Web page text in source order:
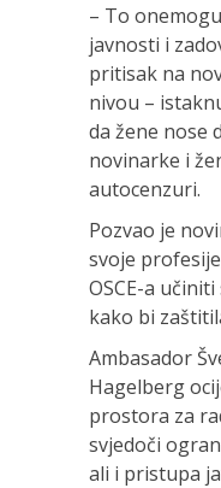
– To
javnosti i
pritisak na
nivou –
da žene nose
novinarke i
autocenzuri.
Pozvao je
svoje
OSCE-a
kako bi
Ambasador
Hagelberg
prostora za
svjedoči
ali i pristupa